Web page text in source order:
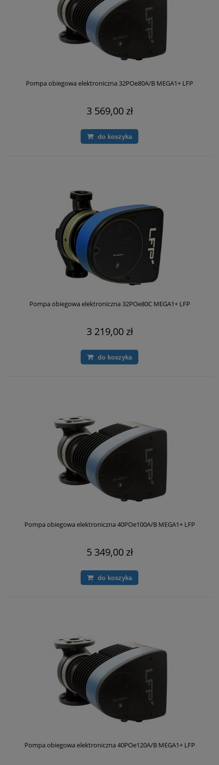
Pompa obiegowa elektroniczna 32POe80A/B MEGA1+ LFP
3 569,00 zł
do koszyka
Pompa obiegowa elektroniczna 32POe80C MEGA1+ LFP
3 219,00 zł
do koszyka
Pompa obiegowa elektroniczna 40POe100A/B MEGA1+ LFP
5 349,00 zł
do koszyka
Pompa obiegowa elektroniczna 40POe120A/B MEGA1+ LFP